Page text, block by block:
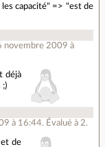
capacité" => "est de
novembre 2009 à
déjà
;)
à 16:44. Évalué à 2.
et de